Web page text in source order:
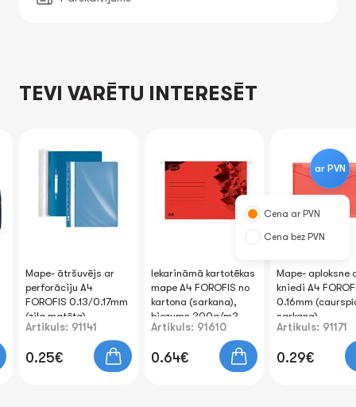
TEVI VARĒTU INTERESĒT
Mape- ātršuvējs ar
perforāciju A4
FOROFIS 0.13/0.17mm
(zila matēta)
Artikuls: 91141
0.25€
Iekarināmā kartotēkas
mape A4 FOROFIS no
kartona (sarkana),
biezums 200g/m2
Artikuls: 91610
0.64€
Mape- aploksne
kniedi A4
0.16mm
sarkana)
Artikuls: 91171
0.29€
ar PVN
Cena ar PVN
Cena bez PVN